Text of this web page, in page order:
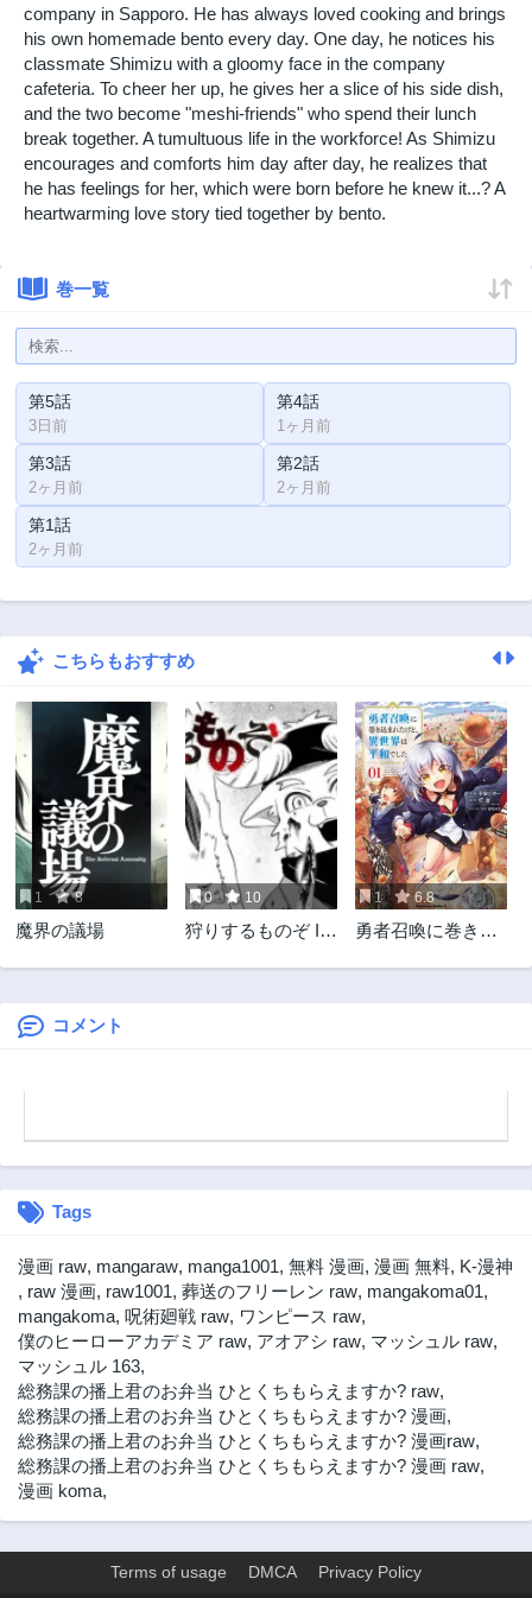
company in Sapporo. He has always loved cooking and brings
his own homemade bento every day. One day, he notices his
classmate Shimizu with a gloomy face in the company
cafeteria. To cheer her up, he gives her a slice of his side dish,
and the two become "meshi-friends" who spend their lunch
break together. A tumultuous life in the workforce! As Shimizu
encourages and comforts him day after day, he realizes that
he has feelings for her, which were born before he knew it...? A
heartwarming love story tied together by bento.
巻一覧
第5話
3日前
第4話
1ヶ月前
第3話
2ヶ月前
第2話
2ヶ月前
第1話
2ヶ月前
こちらもおすすめ
1 8
魔界の議場
0 10
狩りするものぞ It's
1 6.8
勇者召喚に巻き込
コメント
Tags
漫画 raw, mangaraw, manga1001, 無料 漫画, 漫画 無料, K-漫神
, raw 漫画, raw1001, 葬送のフリーレン raw, mangakoma01,
mangakoma, 呪術廻戦 raw, ワンピース raw,
僕のヒーローアカデミア raw, アオアシ raw, マッシュル raw,
マッシュル 163,
総務課の播上君のお弁当 ひとくちもらえますか? raw,
総務課の播上君のお弁当 ひとくちもらえますか? 漫画,
総務課の播上君のお弁当 ひとくちもらえますか? 漫画raw,
総務課の播上君のお弁当 ひとくちもらえますか? 漫画 raw,
漫画 koma,
Terms of usage DMCA Privacy Policy